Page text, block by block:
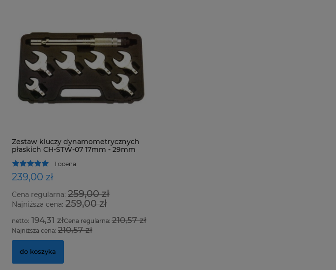
Zestaw kluczy dynamometrycznych
płaskich CH-STW-07 17mm - 29mm
1 ocena
239,00 zł
Cena regularna: 259,00 zł
Najniższa cena: 259,00 zł
194,31 złCena regularna:210,57 zł
Najniższa cena: 210,57 zł
do koszyka